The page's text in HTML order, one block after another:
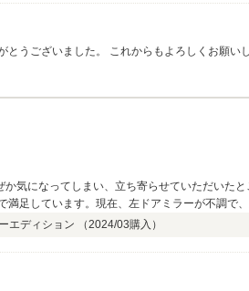
うございました。 これからもよろしくお願いし
気になってしまい、立ち寄らせていただいた
足しています。現在、左ドアミラーが不調で
エディション （2024/03購入）